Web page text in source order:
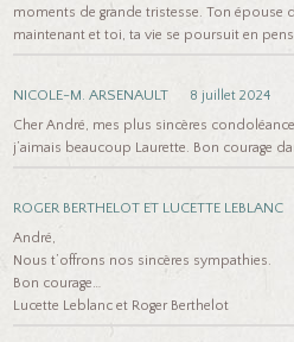
moments de grande tristesse. Ton épouse
maintenant et toi, ta vie se poursuit en
NICOLE-M. ARSENAULT
8 juillet 2024
Cher André, mes plus sincères
j’aimais beaucoup Laurette. Bon courage
ROGER BERTHELOT ET LUCETTE LEBLANC
André,
Nous t’offrons nos sincères sympathies.
Bon courage…
Lucette Leblanc et Roger Berthelot